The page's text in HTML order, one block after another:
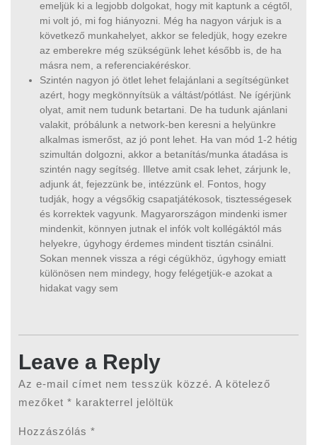
emeljük ki a legjobb dolgokat, hogy mit kaptunk a cégtől,
mi volt jó, mi fog hiányozni. Még ha nagyon várjuk is a
következő munkahelyet, akkor se feledjük, hogy ezekre
az emberekre még szükségünk lehet később is, de ha
másra nem, a referenciakéréskor.
Szintén nagyon jó ötlet lehet felajánlani a segítségünket
azért, hogy megkönnyítsük a váltást/pótlást. Ne ígérjünk
olyat, amit nem tudunk betartani. De ha tudunk ajánlani
valakit, próbálunk a network-ben keresni a helyünkre
alkalmas ismerőst, az jó pont lehet. Ha van mód 1-2 hétig
szimultán dolgozni, akkor a betanítás/munka átadása is
szintén nagy segítség. Illetve amit csak lehet, zárjunk le,
adjunk át, fejezzünk be, intézzünk el. Fontos, hogy
tudják, hogy a végsőkig csapatjátékosok, tisztességesek
és korrektek vagyunk. Magyarországon mindenki ismer
mindenkit, könnyen jutnak el infók volt kollégáktól más
helyekre, úgyhogy érdemes mindent tisztán csinálni.
Sokan mennek vissza a régi cégükhöz, úgyhogy emiatt
különösen nem mindegy, hogy felégetjük-e azokat a
hidakat vagy sem
Leave a Reply
Az e-mail címet nem tesszük közzé. A kötelező
mezőket* karakterrel jelöltük
Hozzászólás*